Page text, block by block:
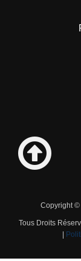
Copyright ©
Tous Droits
|